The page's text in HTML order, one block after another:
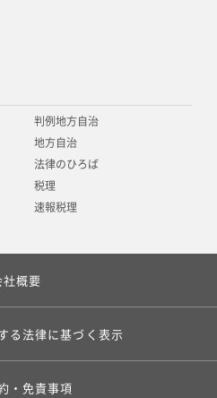
判例地方自治
地方自治
法律のひろば
税理
速報税理
社概要
る法律に基づく表示
・免責事項